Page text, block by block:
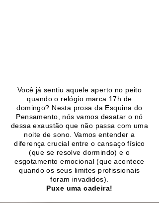
Você já sentiu aquele aperto no peito
quando o relógio marca 17h de
domingo? Nesta prosa da Esquina do
Pensamento, nós vamos desatar o nó
dessa exaustão que não passa com uma
noite de sono. Vamos entender a
diferença crucial entre o cansaço físico
(que se resolve dormindo) e o
esgotamento emocional (que acontece
quando os seus limites profissionais
foram invadidos).
Puxe uma cadeira!